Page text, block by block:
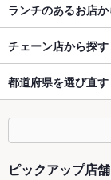
ランチのあるお店
チェーン店から探す
都道府県を選び直す
ピックアップ店舗